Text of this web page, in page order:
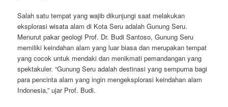
Salah satu tempat yang wajib dikunjungi saat melakukan
eksplorasi wisata alam di Kota Seru adalah Gunung Seru.
Menurut pakar geologi Prof. Dr. Budi Santoso, Gunung Seru
memiliki keindahan alam yang luar biasa dan merupakan tempat
yang cocok untuk mendaki dan menikmati pemandangan yang
spektakuler. “Gunung Seru adalah destinasi yang sempurna bagi
para pencinta alam yang ingin mengeksplorasi keindahan alam
Indonesia,” ujar Prof. Budi.